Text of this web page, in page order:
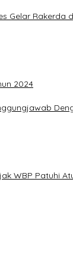
Gelar Rakerda
2024
WBP Patuhi